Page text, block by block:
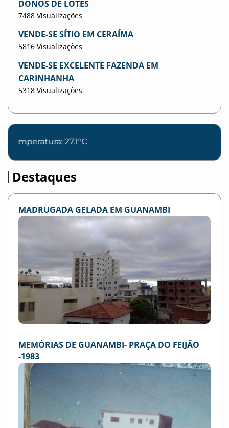
DONOS DE LOTES
7488 Visualizações
VENDE-SE SÍTIO EM CERAÍMA
5816 Visualizações
VENDE-SE EXCELENTE FAZENDA EM
CARINHANHA
5318 Visualizações
Destaques
MADRUGADA GELADA EM GUANAMBI
MEMÓRIAS DE GUANAMBI- PRAÇA DO FEIJÃO
-1983